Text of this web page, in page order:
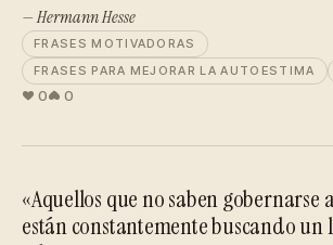
— Hermann Hesse
FRASES MOTIVADORAS
FRASES PARA MEJORAR LA AUTOESTIMA
0 0
«Aquellos que no saben gobernarse
están constantemente buscando un